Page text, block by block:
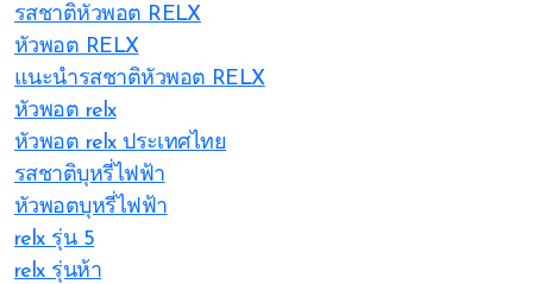
รสชาติหัวพอต RELX
หัวพอต RELX
แนะนำรสชาติหัวพอต RELX
หัวพอต relx
หัวพอต relx ประเทศไทย
รสชาติบุหรี่ไฟฟ้า
หัวพอตบุหรี่ไฟฟ้า
relx รุ่น 5
relx รุ่นห้า